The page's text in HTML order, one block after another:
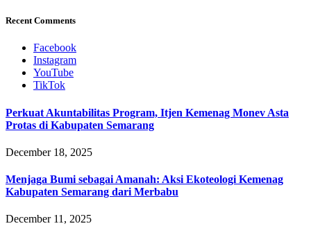
Recent Comments
Facebook
Instagram
YouTube
TikTok
Perkuat Akuntabilitas Program, Itjen Kemenag Monev Asta
Protas di Kabupaten Semarang
December 18, 2025
Menjaga Bumi sebagai Amanah: Aksi Ekoteologi Kemenag
Kabupaten Semarang dari Merbabu
December 11, 2025